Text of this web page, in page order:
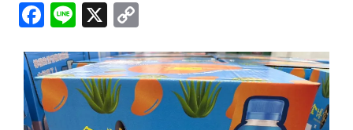
Fa
bo
ok
Li
X
y
Li
nk